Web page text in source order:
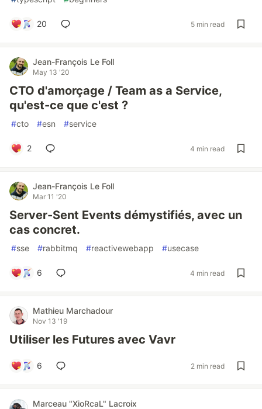
20 5 min read
Jean-François Le Foll
May 13 '20
CTO d'amorçage / Team as a Service,
qu'est-ce que c'est ?
#cto #esn #service
2 4 min read
Jean-François Le Foll
Mar 11 '20
Server-Sent Events démystifiés, avec un
cas concret.
#sse #rabbitmq #reactivewebapp #usecase
6 4 min read
Mathieu Marchadour
Nov 13 '19
Utiliser les Futures avec Vavr
6 2 min read
Marceau "XioRcaL" Lacroix